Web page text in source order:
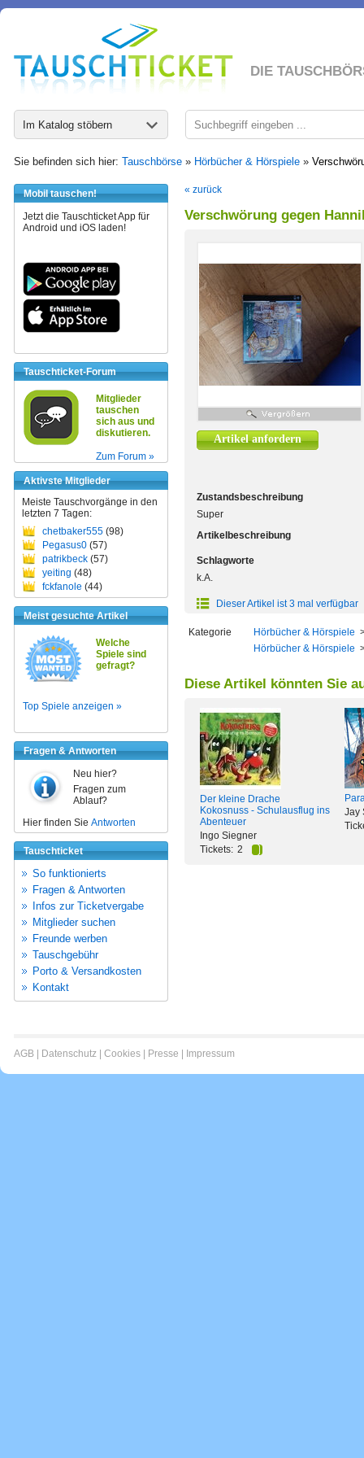
DIE
Im Katalog stöbern
Sie befinden sich hier: Tauschbörse » Hörbücher & Hörspiele »
Mobil tauschen!
Jetzt die Tauschticket App für
Android und iOS laden!
Tauschticket-Forum
Mitglieder
tauschen
sich aus und
diskutieren.
Zum Forum »
Aktivste Mitglieder
Meiste Tauschvorgänge in den
letzten 7 Tagen:
chetbaker555 (98)
Pegasus0 (57)
patrikbeck (57)
yeiting (48)
fckfanole (44)
Meist gesuchte Artikel
Welche
Spiele sind
gefragt?
Top Spiele anzeigen »
Fragen & Antworten
Neu hier?
Fragen zum
Ablauf?
Hier finden Sie Antworten
Tauschticket
So funktionierts
Fragen & Antworten
Infos zur Ticketvergabe
Mitglieder suchen
Freunde werben
Tauschgebühr
Porto & Versandkosten
Kontakt
« zurück
Verschwörung gegen
Artikel anfordern
Zustandsbeschreibung
Super
Artikelbeschreibung
Schlagworte
k.A.
Dieser Artikel ist 3 mal verfügbar
Kategorie Hörbücher & Hörspiele
Hörbücher & Hörspiele
Diese Artikel könnten Sie
Der kleine Drache
Kokosnuss - Schulausflug ins
Abenteuer
Ingo Siegner
Tickets: 2
Jay
AGB Datenschutz Cookies Presse Impressum